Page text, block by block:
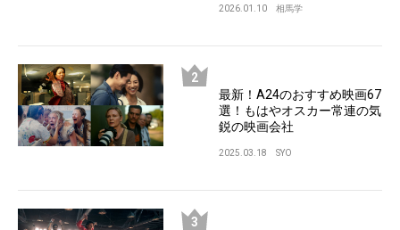
2026.01.10 相馬学
最新！A24のおすすめ映画67
選！もはやオスカー常連の気
鋭の映画会社
2025.03.18 SYO